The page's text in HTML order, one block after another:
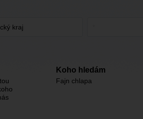
Koho hledám
Fajn chlapa